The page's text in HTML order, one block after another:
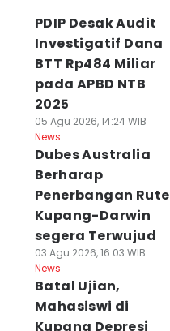
PDIP Desak Audit
Investigatif Dana
BTT Rp484 Miliar
pada APBD NTB
2025
05 Agu 2026, 14:24 WIB
News
Dubes Australia
Berharap
Penerbangan Rute
Kupang-Darwin
segera Terwujud
03 Agu 2026, 16:03 WIB
News
Batal Ujian,
Mahasiswi di
Kupang Depresi